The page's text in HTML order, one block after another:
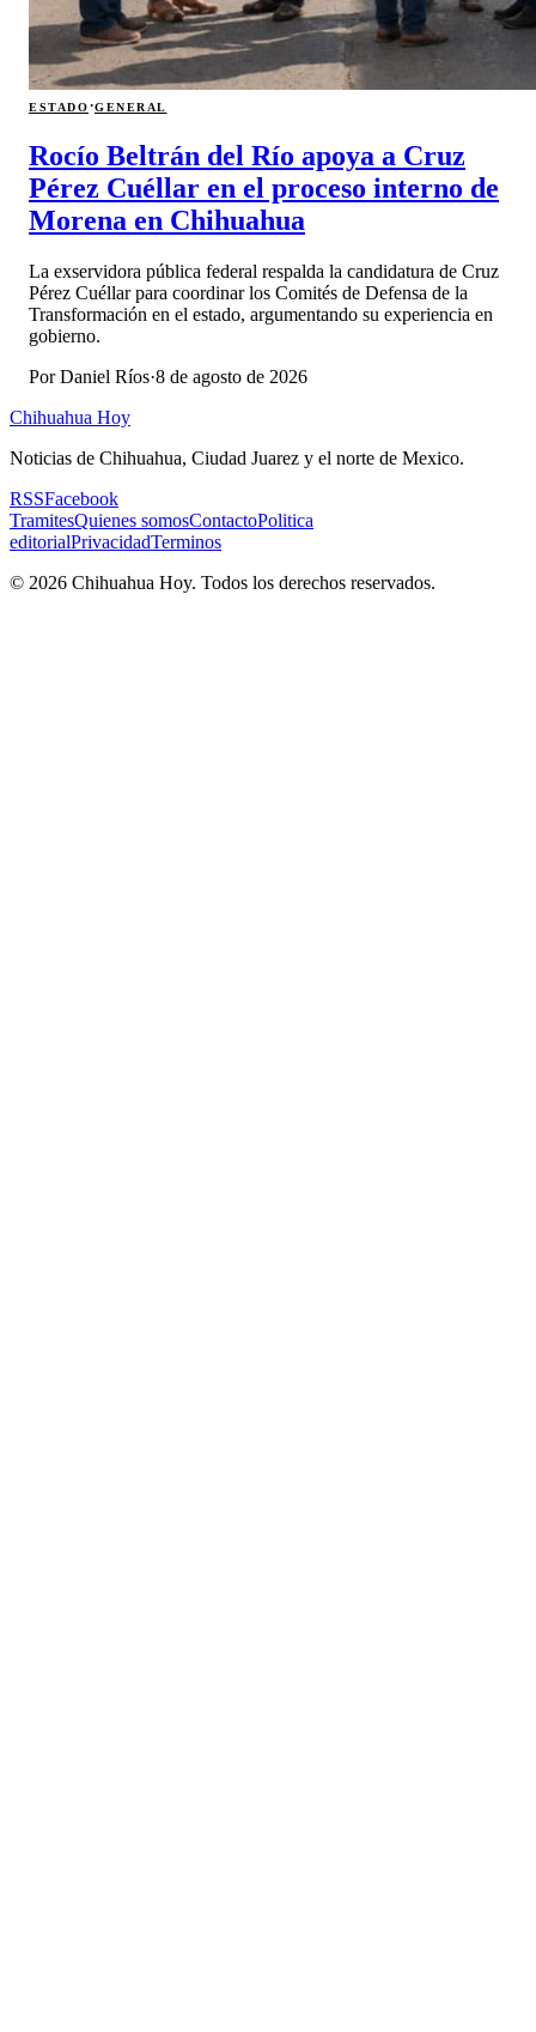
ESTADO·GENERAL
Rocío Beltrán del Río apoya a Cruz
Pérez Cuéllar en el proceso interno de
Morena en Chihuahua
La exservidora pública federal respalda la candidatura de Cruz
Pérez Cuéllar para coordinar los Comités de Defensa de la
Transformación en el estado, argumentando su experiencia en
gobierno.
PorDaniel Ríos·8 de agosto de 2026
Chihuahua Hoy
Noticias de Chihuahua, Ciudad Juarez y el norte de Mexico.
RSSFacebook
TramitesQuienes somosContactoPolitica
editorialPrivacidadTerminos
© 2026 Chihuahua Hoy. Todos los derechos reservados.